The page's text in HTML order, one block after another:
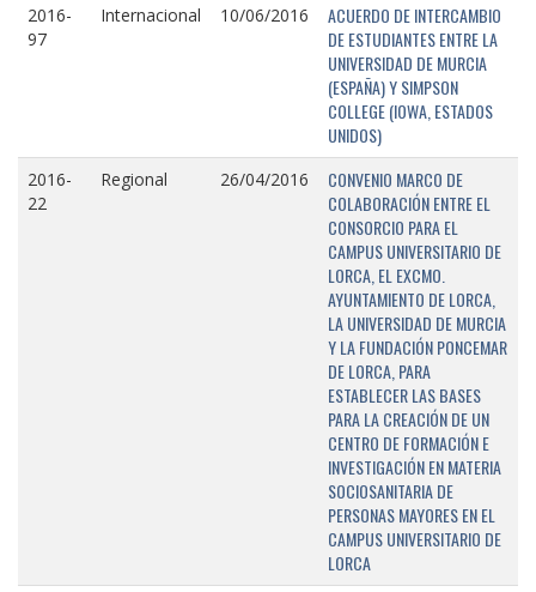
2016-
97
Internacional 10/06/2016
ACUERDO DE INTERCAMBIO
DE ESTUDIANTES ENTRE LA
UNIVERSIDAD DE MURCIA
(ESPAÑA) Y SIMPSON
COLLEGE (IOWA, ESTADOS
UNIDOS)
2016-
22
Regional 26/04/2016
CONVENIO MARCO DE
COLABORACIÓN ENTRE EL
CONSORCIO PARA EL
CAMPUS UNIVERSITARIO DE
LORCA, EL EXCMO.
AYUNTAMIENTO DE LORCA,
LA UNIVERSIDAD DE MURCIA
Y LA FUNDACIÓN PONCEMAR
DE LORCA, PARA
ESTABLECER LAS BASES
PARA LA CREACIÓN DE UN
CENTRO DE FORMACIÓN E
INVESTIGACIÓN EN MATERIA
SOCIOSANITARIA DE
PERSONAS MAYORES EN EL
CAMPUS UNIVERSITARIO DE
LORCA